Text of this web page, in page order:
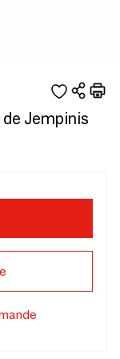
Jempinis